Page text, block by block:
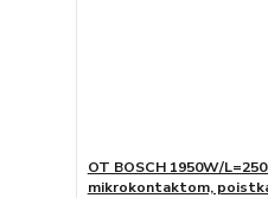
OT BOSCH 1950W/
mikrokontaktom,